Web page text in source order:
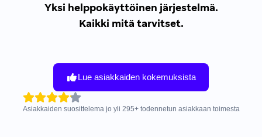
Yksi helppokäyttöinen järjestelmä.
Kaikki mitä tarvitset.
Lue asiakkaiden kokemuksista
Asiakkaiden suosittelema jo yli 295+ todennetun asiakkaan toimesta